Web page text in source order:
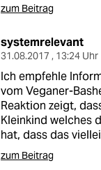
zum Beitrag
systemrelevant
31.08.2017 , 13:24 Uhr
Ich empfehle
vom Veganer-
Reaktion zeigt,
Kleinkind welches
hat, dass das
zum Beitrag